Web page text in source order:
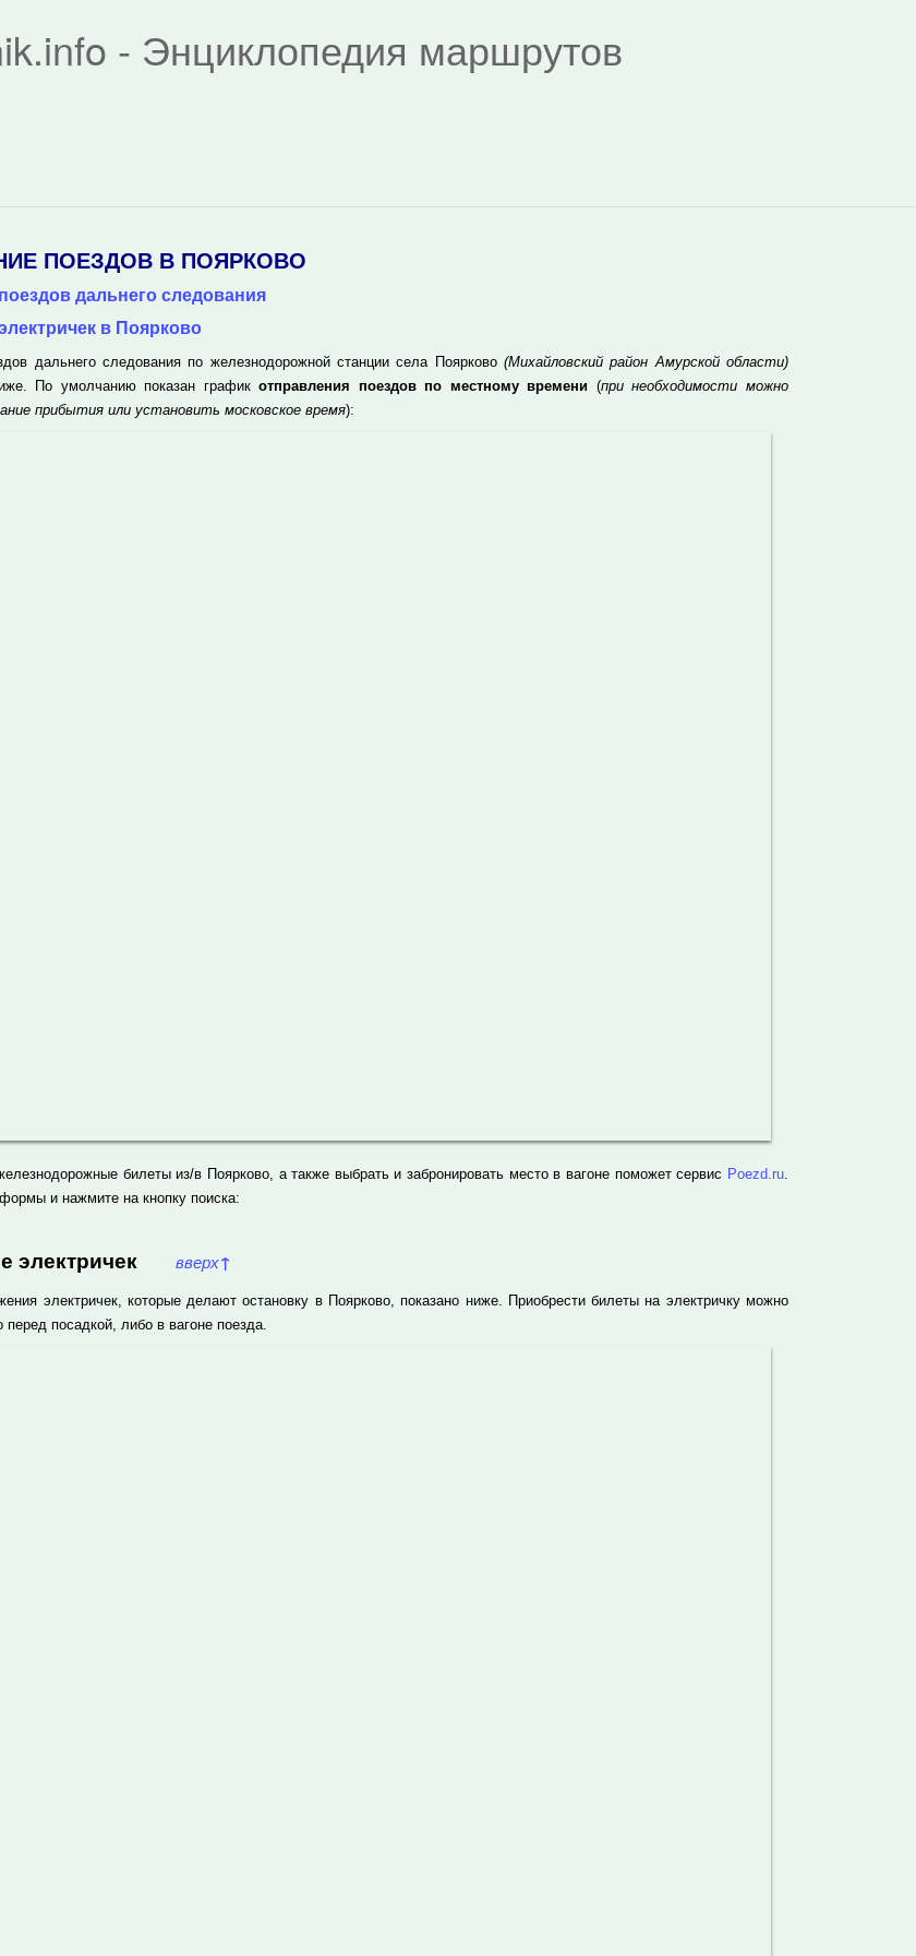
- Энциклопедия маршрутов
ПОЕЗДОВ В ПОЯРКОВО
дальнего следования
в Поярково
дальнего следования по железнодорожной станции села Поярково(Михайловский район Амурской области)
По умолчанию показан графикотправления поездов по местному времени (при необходимости можно
прибытия или установить московское время):
билеты из/в Поярково, а также выбрать и забронировать место в вагоне поможет сервис Poezd.ru.
и нажмите на кнопку поиска:
электричек вверх↑
электричек, которые делают остановку в Поярково, показано ниже. Приобрести билеты на электричку можно
перед посадкой, либо в вагоне поезда.